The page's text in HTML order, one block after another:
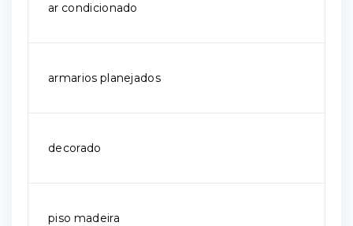
ar condicionado
armarios planejados
decorado
piso madeira